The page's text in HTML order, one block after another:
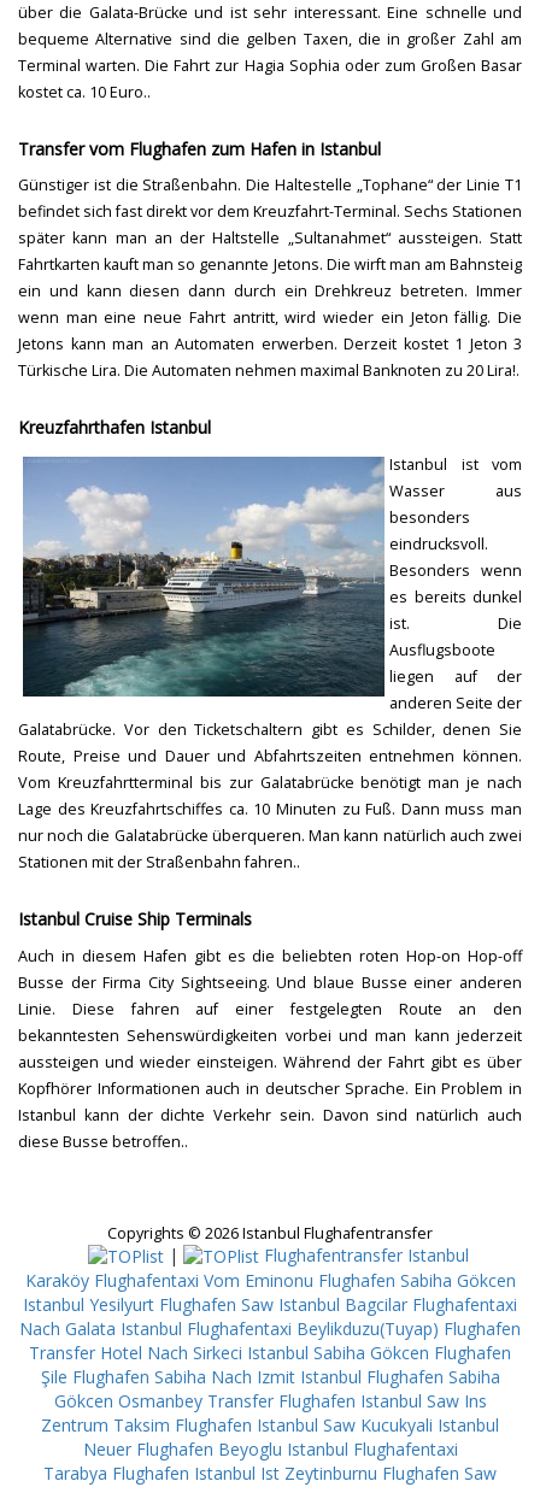
über die Galata-Brücke und ist sehr interessant. Eine schnelle und
bequeme Alternative sind die gelben Taxen, die in großer Zahl am
Terminal warten. Die Fahrt zur Hagia Sophia oder zum Großen Basar
kostet ca. 10 Euro..
Transfer vom Flughafen zum Hafen in Istanbul
Günstiger ist die Straßenbahn. Die Haltestelle „Tophane“ der Linie T1
befindet sich fast direkt vor dem Kreuzfahrt-Terminal. Sechs Stationen
später kann man an der Haltstelle „Sultanahmet“ aussteigen. Statt
Fahrtkarten kauft man so genannte Jetons. Die wirft man am Bahnsteig
ein und kann diesen dann durch ein Drehkreuz betreten. Immer
wenn man eine neue Fahrt antritt, wird wieder ein Jeton fällig. Die
Jetons kann man an Automaten erwerben. Derzeit kostet 1 Jeton 3
Türkische Lira. Die Automaten nehmen maximal Banknoten zu 20 Lira!.
Kreuzfahrthafen Istanbul
Istanbul ist vom
Wasser aus
besonders
eindrucksvoll.
Besonders wenn
es bereits dunkel
ist. Die
Ausflugsboote
liegen auf der
anderen Seite der
Galatabrücke. Vor den Ticketschaltern gibt es Schilder, denen Sie
Route, Preise und Dauer und Abfahrtszeiten entnehmen können.
Vom Kreuzfahrtterminal bis zur Galatabrücke benötigt man je nach
Lage des Kreuzfahrtschiffes ca. 10 Minuten zu Fuß. Dann muss man
nur noch die Galatabrücke überqueren. Man kann natürlich auch zwei
Stationen mit der Straßenbahn fahren..
Istanbul Cruise Ship Terminals
Auch in diesem Hafen gibt es die beliebten roten Hop-on Hop-off
Busse der Firma City Sightseeing. Und blaue Busse einer anderen
Linie. Diese fahren auf einer festgelegten Route an den
bekanntesten Sehenswürdigkeiten vorbei und man kann jederzeit
aussteigen und wieder einsteigen. Während der Fahrt gibt es über
Kopfhörer Informationen auch in deutscher Sprache. Ein Problem in
Istanbul kann der dichte Verkehr sein. Davon sind natürlich auch
diese Busse betroffen..
Copyrights © 2026 Istanbul Flughafentransfer
|
Flughafentransfer Istanbul
Karaköy Flughafentaxi Vom Eminonu Flughafen Sabiha Gökcen
Istanbul Yesilyurt Flughafen Saw Istanbul Bagcilar Flughafentaxi
Nach Galata Istanbul Flughafentaxi Beylikduzu(Tuyap) Flughafen
Transfer Hotel Nach Sirkeci Istanbul Sabiha Gökcen Flughafen
Şile Flughafen Sabiha Nach Izmit Istanbul Flughafen Sabiha
Gökcen Osmanbey Transfer Flughafen Istanbul Saw Ins
Zentrum Taksim Flughafen Istanbul Saw Kucukyali Istanbul
Neuer Flughafen Beyoglu Istanbul Flughafentaxi
Tarabya Flughafen Istanbul Ist Zeytinburnu Flughafen Saw